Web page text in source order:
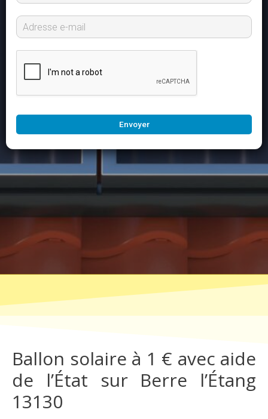
Envoyer
Ballon solaire à 1 € avec aide
de l’État sur Berre l’Étang
13130